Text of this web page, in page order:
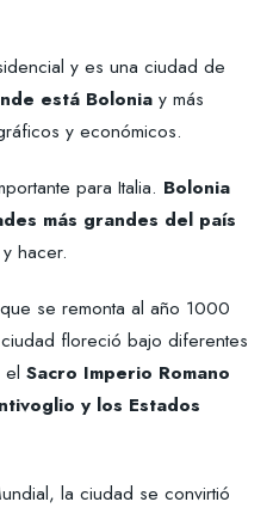
y es una ciudad de
está Bolonia y más
y económicos.
para Italia. Bolonia
más grandes del país
hacer.
se remonta al año 1000
floreció bajo diferentes
el Sacro Imperio Romano
y los Estados
la ciudad se convirtió